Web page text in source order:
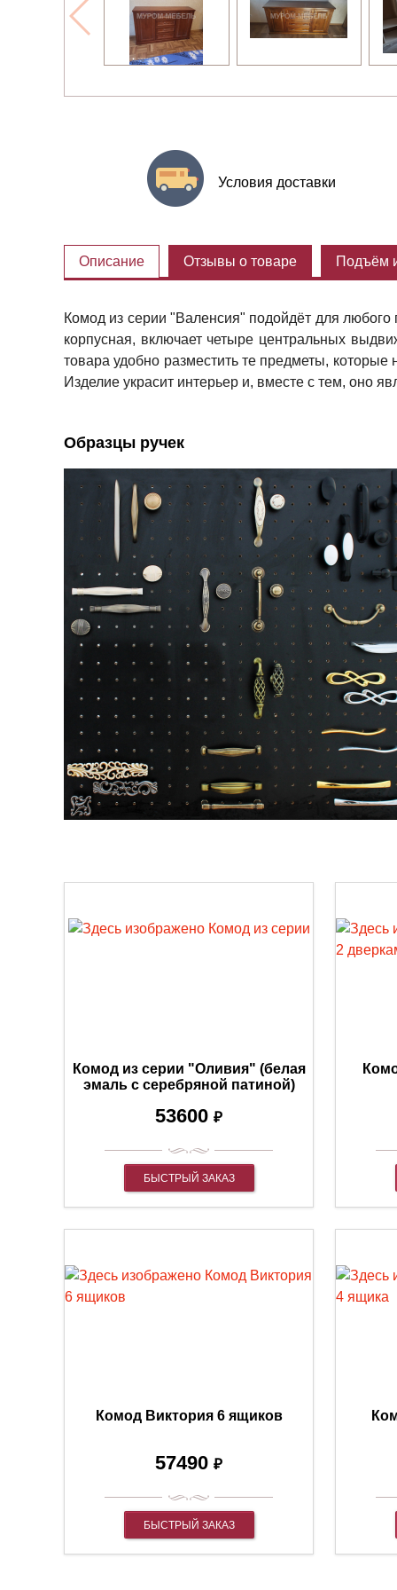
Условия доставки
Описание Отзывы о товаре Подъём
Комод из серии "Валенсия" подойдёт для
корпусная, включает четыре центральных
товара удобно разместить те предметы,
Изделие украсит интерьер и, вместе с тем, оно
Образцы ручек
Комод из серии "Оливия" (белая
эмаль с серебряной патиной)
53600 ₽
БЫСТРЫЙ ЗАКАЗ
Комод Виктория 6 ящиков
57490 ₽
БЫСТРЫЙ ЗАКАЗ